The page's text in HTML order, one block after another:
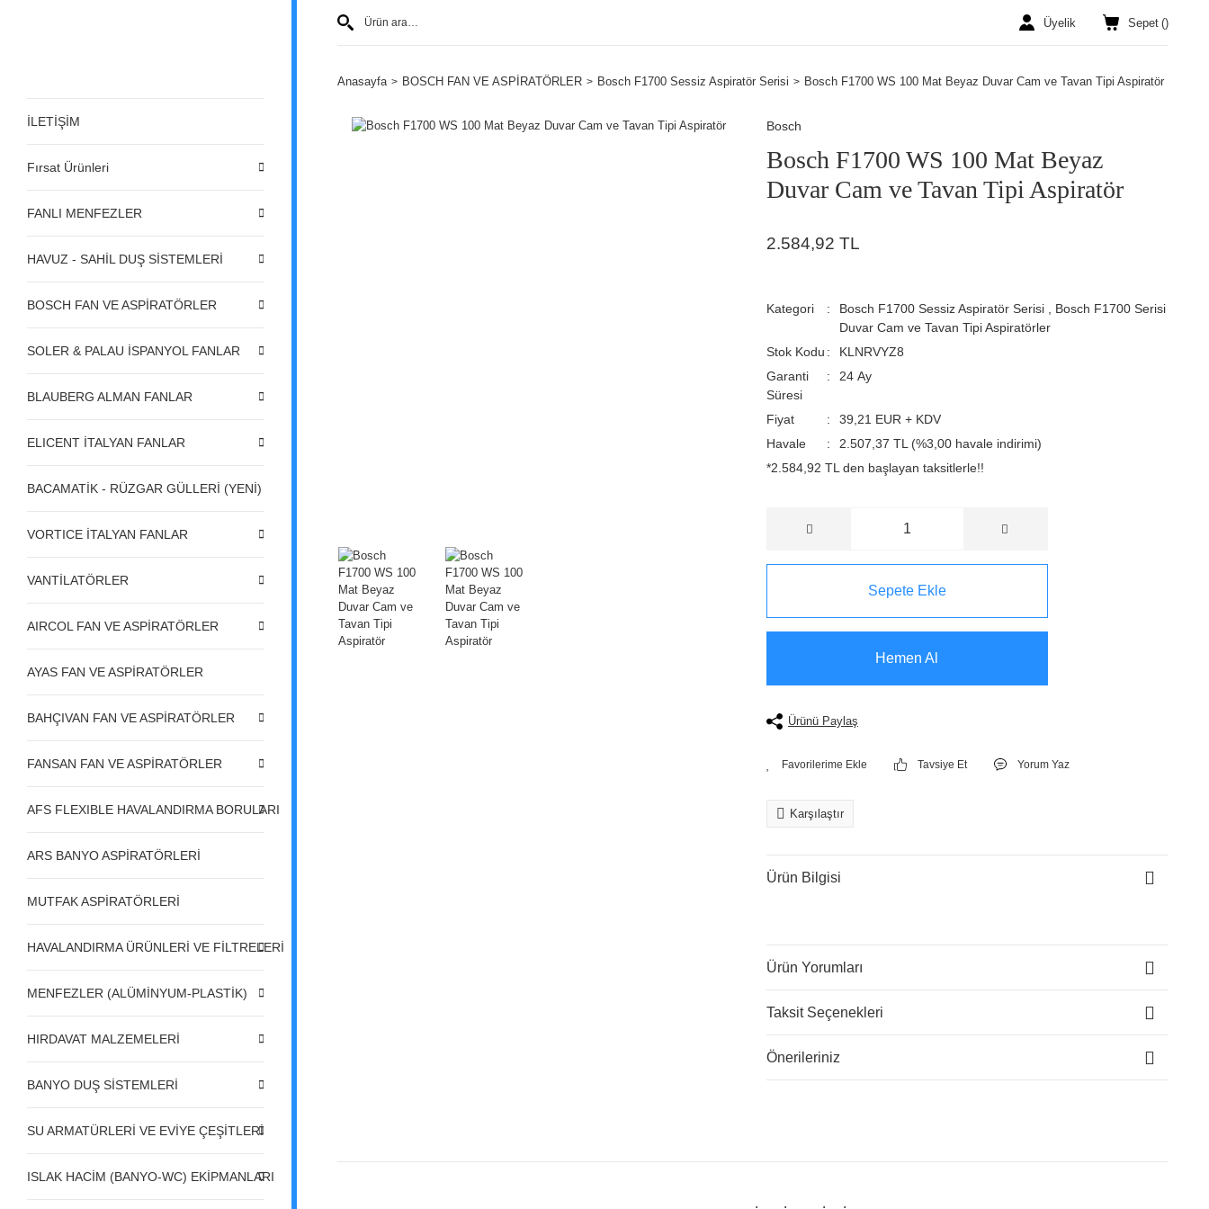
İLETİŞİM
Fırsat Ürünleri
FANLI MENFEZLER
HAVUZ - SAHİL DUŞ SİSTEMLERİ
BOSCH FAN VE ASPİRATÖRLER
SOLER & PALAU İSPANYOL FANLAR
BLAUBERG ALMAN FANLAR
ELICENT İTALYAN FANLAR
BACAMATİK - RÜZGAR GÜLLERİ (YENİ)
VORTICE İTALYAN FANLAR
VANTİLATÖRLER
AIRCOL FAN VE ASPİRATÖRLER
AYAS FAN VE ASPİRATÖRLER
BAHÇIVAN FAN VE ASPİRATÖRLER
FANSAN FAN VE ASPİRATÖRLER
AFS FLEXIBLE HAVALANDIRMA BORULARI
ARS BANYO ASPİRATÖRLERİ
MUTFAK ASPİRATÖRLERİ
HAVALANDIRMA ÜRÜNLERİ VE FİLTRELERİ
MENFEZLER (ALÜMİNYUM-PLASTİK)
HIRDAVAT MALZEMELERİ
BANYO DUŞ SİSTEMLERİ
SU ARMATÜRLERİ VE EVİYE ÇEŞİTLERİ
ISLAK HACİM (BANYO-WC) EKİPMANLARI
Üyelik Sepet ()
Anasayfa BOSCH FAN VE ASPİRATÖRLER Bosch F1700 Sessiz Aspiratör Serisi Bosch F1700 WS 100 Mat Beyaz Duvar Cam ve Tavan Tipi Aspiratör
Bosch
Bosch F1700 WS 100 Mat Beyaz
Duvar Cam ve Tavan Tipi Aspiratör
2.584,92 TL
Kategori Bosch F1700 Sessiz Aspiratör Serisi
Bosch F1700 Serisi
Duvar Cam ve Tavan Tipi Aspiratörler
Stok Kodu
KLNRVYZ8
Garanti
Süresi
24 Ay
Fiyat
39,21 EUR + KDV
Havale
2.507,37 TL (%3,00 havale indirimi)
*2.584,92 TL den başlayan taksitlerle!!
Sepete Ekle
Hemen Al
Ürünü Paylaş
Tavsiye Et Yorum Yaz
Karşılaştır
Ürün Bilgisi
Ürün Yorumları
Taksit Seçenekleri
Önerileriniz